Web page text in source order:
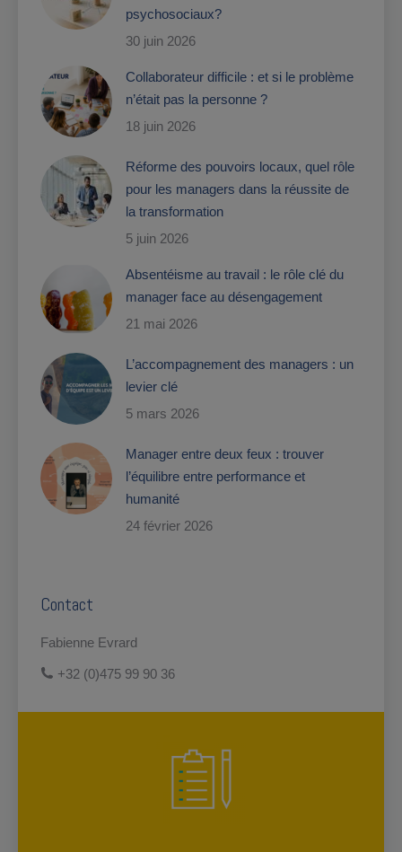
psychosociaux?
30 juin 2026
Collaborateur difficile : et si le problème
n’était pas la personne ?
18 juin 2026
Réforme des pouvoirs locaux, quel rôle
pour les managers dans la réussite de
la transformation
5 juin 2026
Absentéisme au travail : le rôle clé du
manager face au désengagement
21 mai 2026
L’accompagnement des managers : un
levier clé
5 mars 2026
Manager entre deux feux : trouver
l’équilibre entre performance et
humanité
24 février 2026
Contact
Fabienne Evrard
+32 (0)475 99 90 36